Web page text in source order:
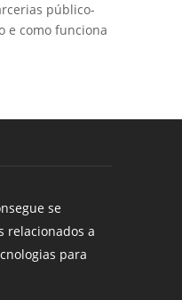
público-
e como funciona
se
relacionados a
para